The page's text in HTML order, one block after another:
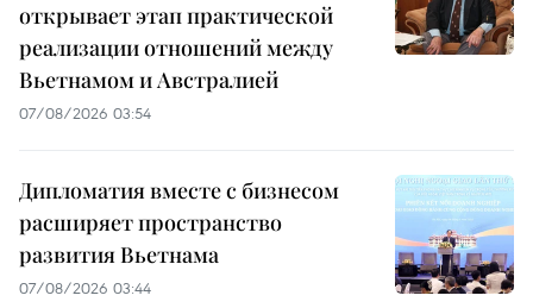
открывает этап практической
реализации отношений между
Вьетнамом и Австралией
07/08/2026 03:54
Дипломатия вместе с бизнесом
расширяет пространство
развития Вьетнама
07/08/2026 03:44